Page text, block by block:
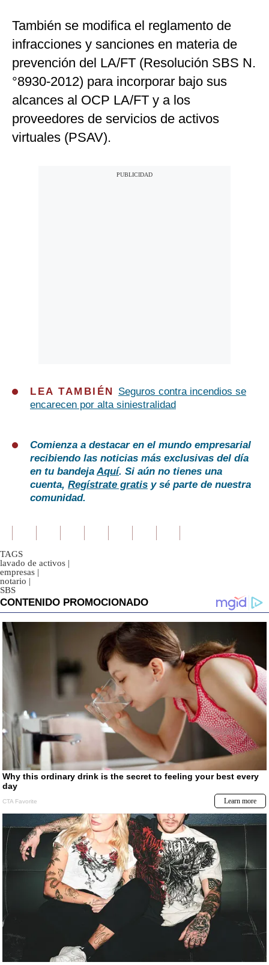
También se modifica el reglamento de
infracciones y sanciones en materia de
prevención del LA/FT (Resolución SBS N.
°8930-2012) para incorporar bajo sus
alcances al OCP LA/FT y a los
proveedores de servicios de activos
virtuales (PSAV).
LEA TAMBIÉN Seguros contra incendios se
encarecen por alta siniestralidad
Comienza a destacar en el mundo empresarial
recibiendo las noticias más exclusivas del día
en tu bandejaAquí. Si aún no tienes una
cuenta, Regístrate gratis y sé parte de nuestra
comunidad.
TAGS
lavado de activos |
empresas |
notario |
SBS